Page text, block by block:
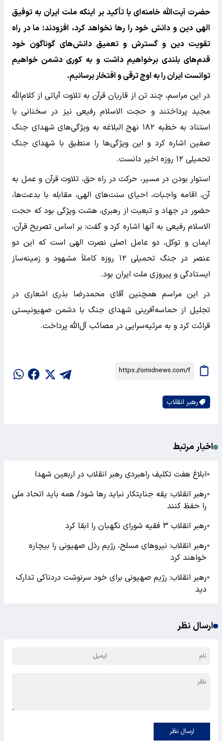
حضرت آیت‌الله خامنه‌ای با تأکید بر اینکه ملت ایران به توفیق
الهی دین و دانش خود را رها نخواهد کرد، افزودند: ما در راه
تقویت دین و گسترش و تعمیق دانش‌های گوناگون خود
قدم‌های بلندی برخواهیم داشت و به کوری دشمن خواهیم
توانست ایران را به اوج ترقی و افتخار برسانیم.
در این مراسم، چند تن از قاریان قرآن به تلاوت آیاتی از کلام‌الله
مجید پرداختند و حجت الاسلام رفیعی نیز در سخنانی با
استناد به خطبه ۱۸۲ نهج البلاغه به ویژگی‌های شهدای جنگ
صفین اشاره کرد و این ویژگی‌ها را منطبق با شهدای جنگ
تحمیلی ۱۲ روزه اخیر دانست.
استوار بودن در مسیر، حرکت در راه حق، تلاوت قرآن و عمل به
آن، اقامه واجبات، احیای سنت‌های الهی، مقابله با بدعت‌ها،
حضور در جهاد و تبعیت از رهبری، هشت ویژگی بود که حجت
الاسلام رفیعی به آنها اشاره کرد و گفت: بر اساس تصریح قرآن،
ایمان و توکل، دو عامل اصلی نصرت الهی است که این دو
عنصر در جنگ تحمیلی ۱۲ روزه کاملاً مشهود و زمینه‌ساز
ایستادگی و پیروزی ملت ایران بود.
در این مراسم همچنین آقای محمدرضا بذری اشعاری در
تجلیل از حماسه‌آفرینی شهدای جنگ با دشمن صهیونیستی
قرائت کرد و به مرثیه‌سرایی در مصائب آل‌الله پرداخت.
رهبر انقلاب
اخبار مرتبط
●ابلاغ هفت تکلیف راهبردی رهبر انقلاب در اربعین شهدا
●رهبر انقلاب: یقه جنایتکار نباید رها شود/ همه باید اتحاد ملی
را حفظ کنند
●رهبر انقلاب ۳ فقیه شورای نگهبان را ابقا کرد
●رهبر انقلاب: نیروهای مسلح، رژیم رذل صهیونی را بیچاره
خواهند کرد
●رهبر انقلاب: رژیم صهیونی برای خود سرنوشت دردناکی تدارک
دید
ارسال نظر
ارسال نظر